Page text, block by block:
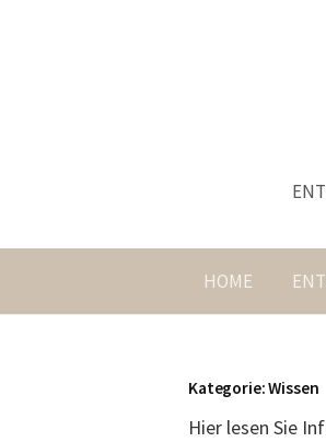
HOME
Kategorie:Wissen
Hier lesen Sie